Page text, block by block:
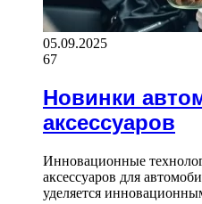
05.09.2025
67
Новинки
аксессуаров
Инновационные
аксессуаров для
уделяется